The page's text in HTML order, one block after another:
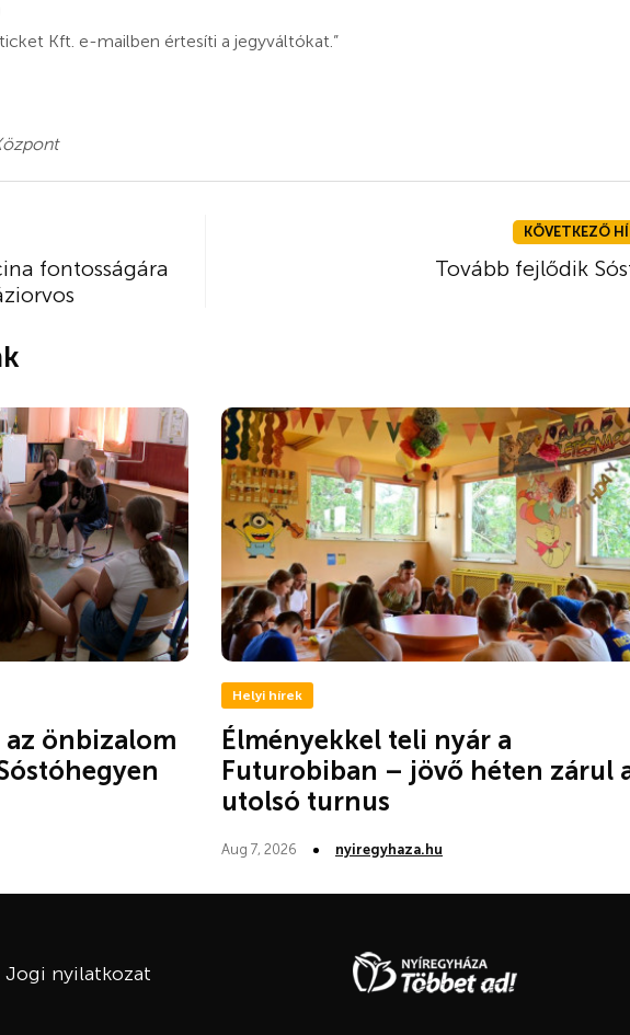
Kft. e-mailben értesíti a jegyváltókat.”
fontosságára
KÖVETKEZŐ
Tovább fejlődik
önbizalom
Helyi hírek
Élményekkel teli nyár a
Futurobiban – jövő héten zárul
utolsó turnus
Aug 7, 2026 nyiregyhaza.hu
Jogi nyilatkozat